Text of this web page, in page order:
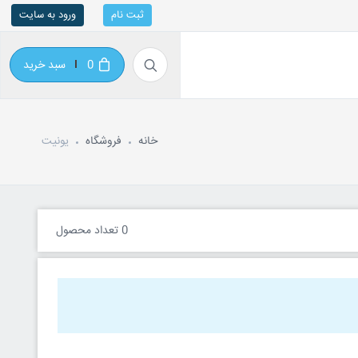
ثبت نام ورود به سایت
0 سبد خرید
خانه فروشگاه یونیت
0 تعداد محصول